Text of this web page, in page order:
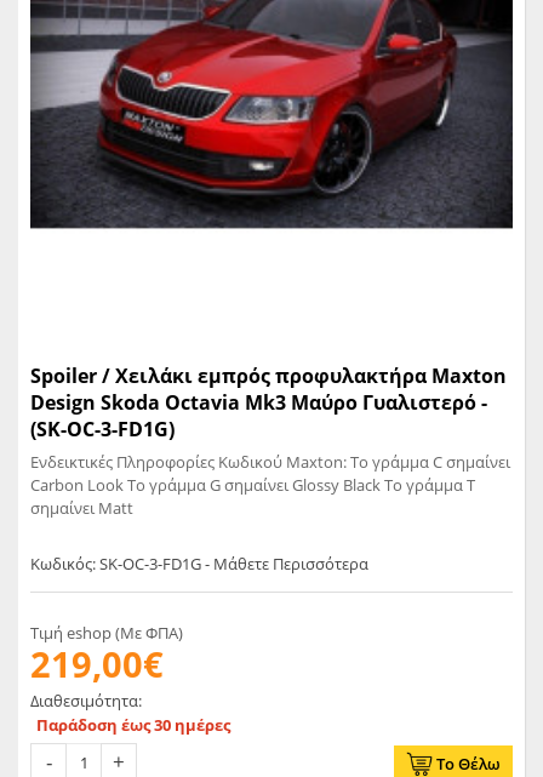
Spoiler / Χειλάκι εμπρός προφυλακτήρα Maxton
Design Skoda Octavia Mk3 Μαύρο Γυαλιστερό -
(SK-OC-3-FD1G)
Ενδεικτικές Πληροφορίες Κωδικού Maxton: Το γράμμα C σημαίνει
Carbon Look Το γράμμα G σημαίνει Glossy Black Το γράμμα T
σημαίνει Matt
Κωδικός: SK-OC-3-FD1G - Μάθετε Περισσότερα
Τιμή eshop (Με ΦΠΑ)
219,00€
Διαθεσιμότητα:
Παράδοση έως 30 ημέρες
Το Θέλω